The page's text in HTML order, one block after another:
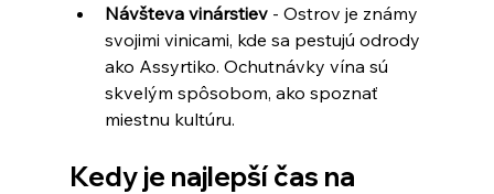
Návšteva vinárstiev - Ostrov je známy
svojimi vinicami, kde sa pestujú odrody
ako Assyrtiko. Ochutnávky vína sú
skvelým spôsobom, ako spoznať
miestnu kultúru.
Kedy je najlepší čas na